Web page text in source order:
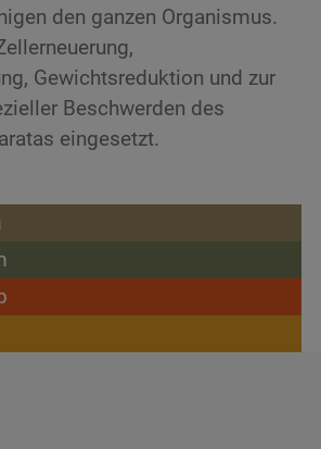
den ganzen Organismus.
Gewichtsreduktion und zur
Beschwerden des
eingesetzt.